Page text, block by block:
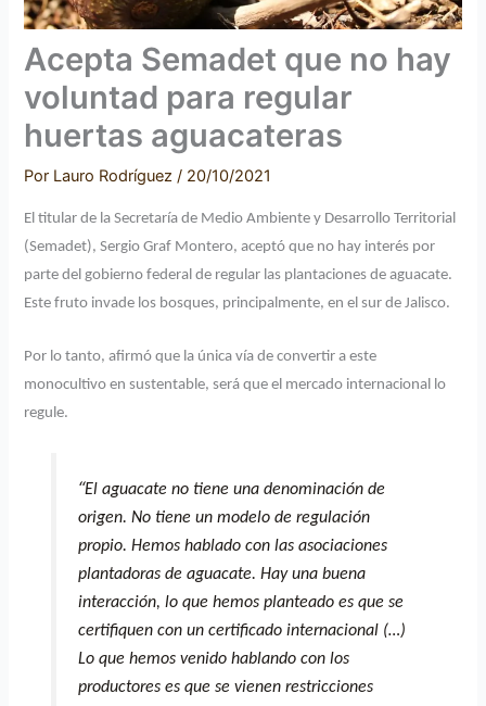
Acepta Semadet que no hay
voluntad para regular
huertas aguacateras
Por Lauro Rodríguez/ 20/10/2021
El titular de la Secretaría de Medio Ambiente y Desarrollo Territorial
(Semadet), Sergio Graf Montero, aceptó que no hay interés por
parte del gobierno federal de regular las plantaciones de aguacate.
Este fruto invade los bosques, principalmente, en el sur de Jalisco.
Por lo tanto, afirmó que la única vía de convertir a este
monocultivo en sustentable, será que el mercado internacional lo
regule.
“El aguacate no tiene una denominación de
origen. No tiene un modelo de regulación
propio. Hemos hablado con las asociaciones
plantadoras de aguacate. Hay una buena
interacción, lo que hemos planteado es que se
certifiquen con un certificado internacional (…)
Lo que hemos venido hablando con los
productores es que se vienen restricciones